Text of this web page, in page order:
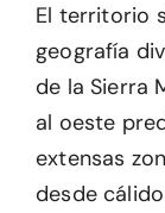
El territorio
geografía
de la Sierra
al oeste
extensas
desde